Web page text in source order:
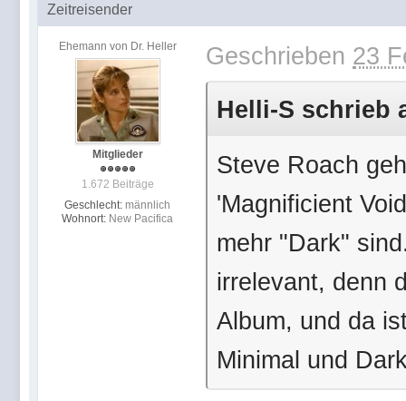
Zeitreisender
Ehemann von Dr. Heller
Mitglieder
1.672 Beiträge
Geschlecht: männlich
Wohnort: New Pacifica
Geschrieben 23
Helli-S schrieb
Steve Roach
'Magnificient
mehr "Dark"
irrelevant, denn
Album, und da
Minimal und